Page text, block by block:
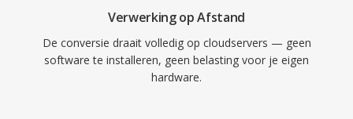
Verwerking op Afstand
De conversie draait volledig op cloudservers — geen
software te installeren, geen belasting voor je eigen
hardware.